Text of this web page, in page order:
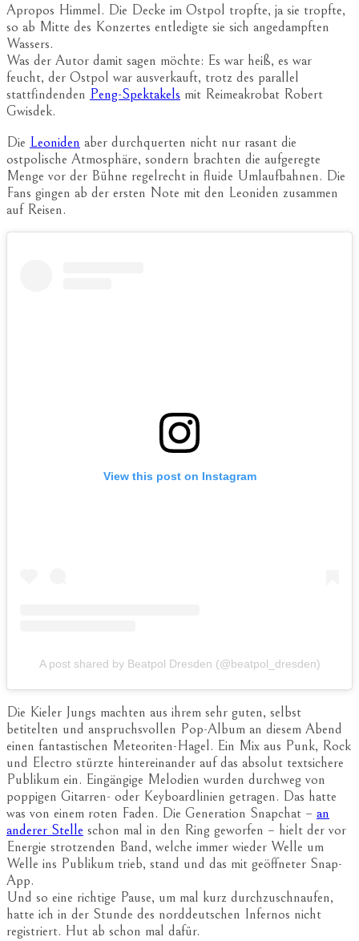
Apropos Himmel. Die Decke im Ostpol tropfte, ja sie tropfte,
so ab Mitte des Konzertes entledigte sie sich angedampften
Wassers.
Was der Autor damit sagen möchte: Es war heiß, es war
feucht, der Ostpol war ausverkauft, trotz des parallel
stattfindenden Peng-Spektakels mit Reimeakrobat Robert
Gwisdek.
Die Leoniden aber durchquerten nicht nur rasant die
ostpolische Atmosphäre, sondern brachten die aufgeregte
Menge vor der Bühne regelrecht in fluide Umlaufbahnen. Die
Fans gingen ab der ersten Note mit den Leoniden zusammen
auf Reisen.
View this post on Instagram
A post shared by Beatpol Dresden (@beatpol_dresden)
Die Kieler Jungs machten aus ihrem sehr guten, selbst
betitelten und anspruchsvollen Pop-Album an diesem Abend
einen fantastischen Meteoriten-Hagel. Ein Mix aus Punk, Rock
und Electro stürzte hintereinander auf das absolut textsichere
Publikum ein. Eingängige Melodien wurden durchweg von
poppigen Gitarren- oder Keyboardlinien getragen. Das hatte
was von einem roten Faden. Die Generation Snapchat – an
anderer Stelle schon mal in den Ring geworfen – hielt der vor
Energie strotzenden Band, welche immer wieder Welle um
Welle ins Publikum trieb, stand und das mit geöffneter Snap-
App.
Und so eine richtige Pause, um mal kurz durchzuschnaufen,
hatte ich in der Stunde des norddeutschen Infernos nicht
registriert. Hut ab schon mal dafür.